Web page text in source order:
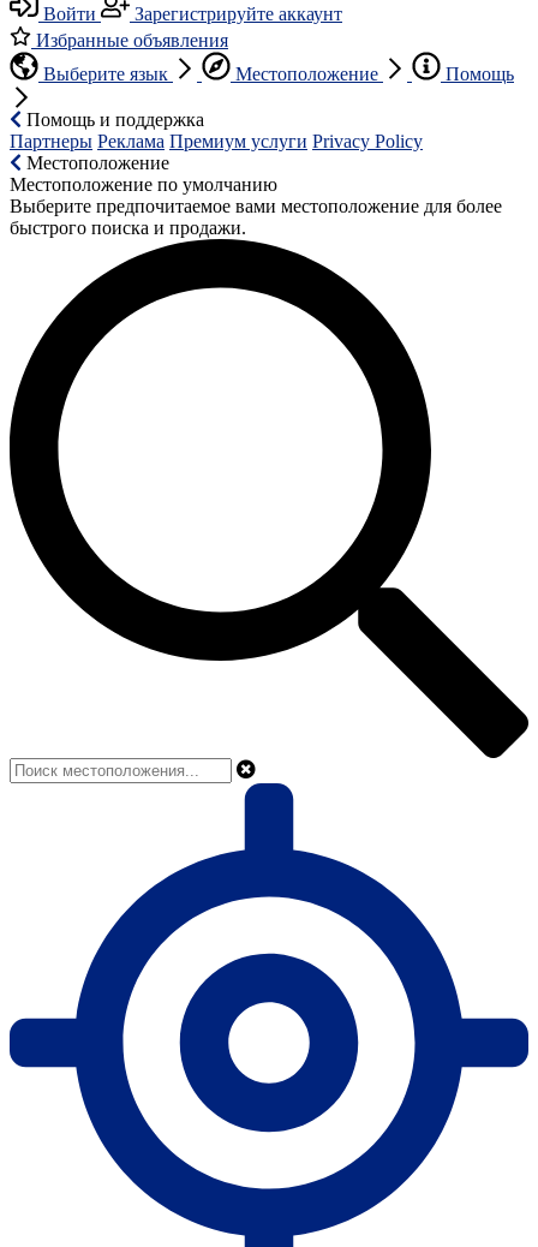
Войти
Зарегистрируйте аккаунт
Избранные объявления
Выберите язык
Местоположение Помощь
Помощь и поддержка
Партнеры Реклама Премиум услуги Privacy Policy
Местоположение
Местоположение по умолчанию
Выберите предпочитаемое вами местоположение для более
быстрого поиска и продажи.